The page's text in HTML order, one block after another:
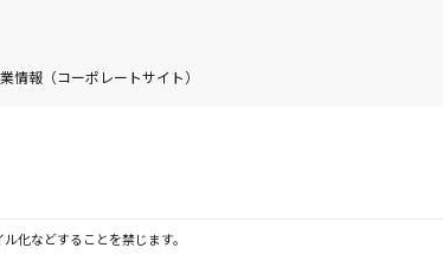
情報（コーポレートサイト）
化などすることを禁じます。